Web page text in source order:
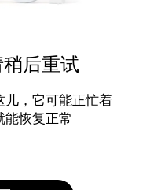
后重试
儿，它可能正忙着
能恢复正常